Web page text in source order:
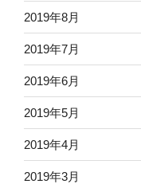
2019年8月
2019年7月
2019年6月
2019年5月
2019年4月
2019年3月